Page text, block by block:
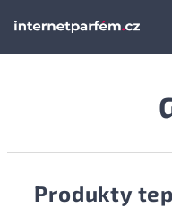
Produkty